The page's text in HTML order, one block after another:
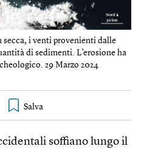
secca, i venti provenienti dalle
di sedimenti. L’erosione ha
29 Marzo 2024
soffiano lungo il